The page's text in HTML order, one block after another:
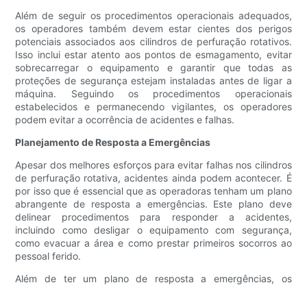
Além de seguir os procedimentos operacionais adequados,
os operadores também devem estar cientes dos perigos
potenciais associados aos cilindros de perfuração rotativos.
Isso inclui estar atento aos pontos de esmagamento, evitar
sobrecarregar o equipamento e garantir que todas as
proteções de segurança estejam instaladas antes de ligar a
máquina. Seguindo os procedimentos operacionais
estabelecidos e permanecendo vigilantes, os operadores
podem evitar a ocorrência de acidentes e falhas.
Planejamento de Resposta a Emergências
Apesar dos melhores esforços para evitar falhas nos cilindros
de perfuração rotativa, acidentes ainda podem acontecer. É
por isso que é essencial que as operadoras tenham um plano
abrangente de resposta a emergências. Este plano deve
delinear procedimentos para responder a acidentes,
incluindo como desligar o equipamento com segurança,
como evacuar a área e como prestar primeiros socorros ao
pessoal ferido.
Além de ter um plano de resposta a emergências, os